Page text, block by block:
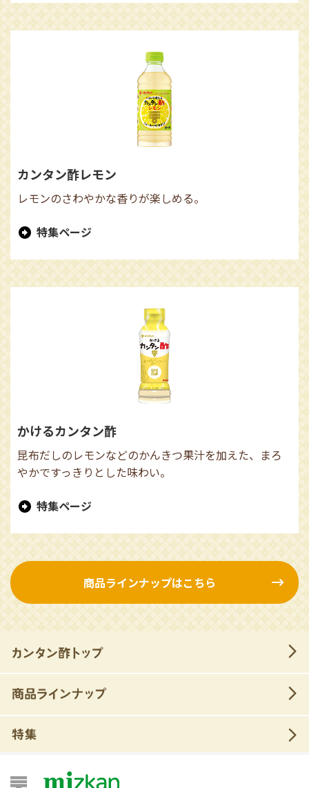
カンタン酢レモン
レモンのさわやかな香りが楽しめる。
特集ページ
かけるカンタン酢
昆布だしのレモンなどのかんきつ果汁を加えた、まろ
やかですっきりとした味わい。
特集ページ
商品ラインナップはこちら